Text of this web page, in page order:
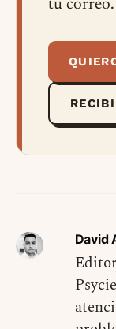
tu correo.
David